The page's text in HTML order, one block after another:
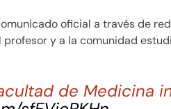
oficial a través de
y a la comunidad
de Medicina